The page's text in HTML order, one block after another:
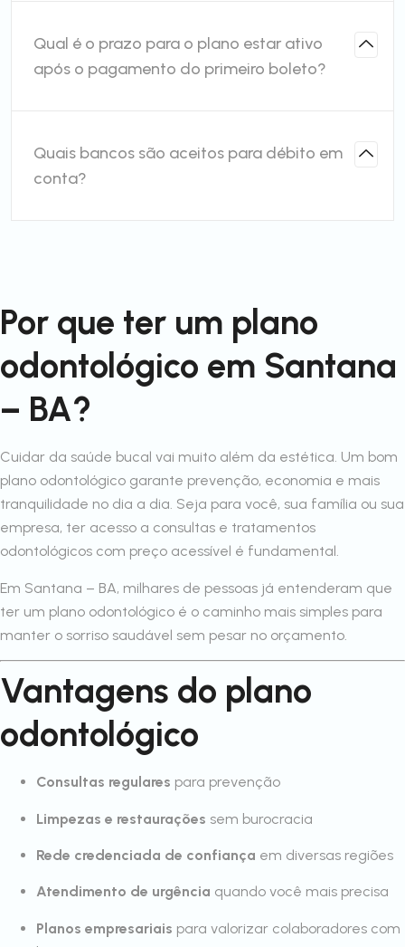
Qual é o prazo para o plano estar ativo
após o pagamento do primeiro boleto?
Quais bancos são aceitos para débito em
conta?
Por que ter um plano
odontológico em Santana
– BA?
Cuidar da saúde bucal vai muito além da estética. Um bom
plano odontológico garante prevenção, economia e mais
tranquilidade no dia a dia. Seja para você, sua família ou sua
empresa, ter acesso a consultas e tratamentos
odontológicos com preço acessível é fundamental.
Em Santana – BA, milhares de pessoas já entenderam que
ter um plano odontológico é o caminho mais simples para
manter o sorriso saudável sem pesar no orçamento.
Vantagens do plano
odontológico
Consultas regulares para prevenção
Limpezas e restaurações sem burocracia
Rede credenciada de confiança em diversas regiões
Atendimento de urgência quando você mais precisa
Planos empresariais para valorizar colaboradores com